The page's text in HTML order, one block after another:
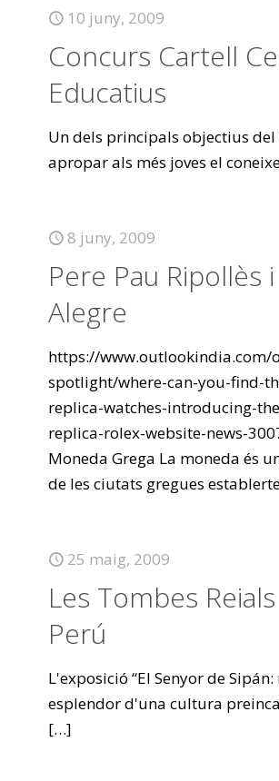
10 juny, 2009
Concurs Cartell
Educatius
Un dels principals objectius del
apropar als més joves el
8 juny, 2009
Pere Pau Ripollès i
Alegre
https://www.outlookindia.com/
spotlight/where-can-you-find-
replica-watches-introducing-
replica-rolex-website-news-
Moneda Grega La moneda és
de les ciutats gregues
25 maig, 2009
Les Tombes
Perú
L'exposició “El Senyor de
esplendor d'una cultura
[…]